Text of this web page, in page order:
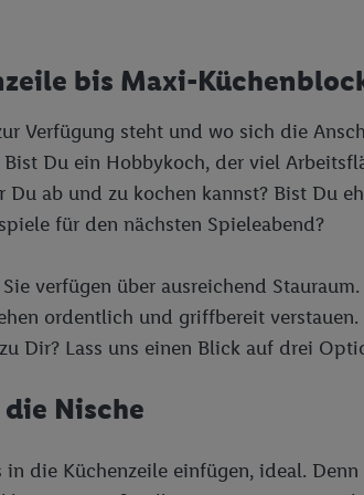
bis Maxi-
Verfügung steht und wo sich die
Du ein Hobbykoch, der viel
ab und zu kochen kannst? Bist Du
für den nächsten Spieleabend?
verfügen über ausreichend
ordentlich und griffbereit verstauen.
Dir? Lass uns einen Blick auf drei
Nische
die Küchenzeile einfügen, ideal.
von Geräten anhand automatisch übermittelter
von Profilen für personalisierte Werbung.
und Verbesserung der Angebote.
von Daten aus verschiedenen Quellen.